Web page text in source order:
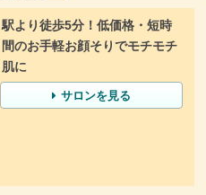
駅より徒歩5分！低価格・短時
間のお手軽お顔そりでモチモチ
肌に
サロンを見る